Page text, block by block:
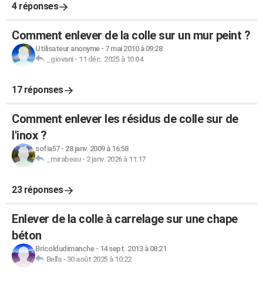
4 réponses
Comment enlever de la colle sur un mur peint ?
Utilisateur anonyme- 7 mai 2010 à 09:28
_giovani- 11 déc. 2025 à 10:04
17 réponses
Comment enlever les résidus de colle sur de
l'inox ?
sofia57- 28 janv. 2009 à 16:58
_mirabeau- 2 janv. 2026 à 11:17
23 réponses
Enlever de la colle à carrelage sur une chape
béton
Bricoldudimanche- 14 sept. 2013 à 08:21
Bella- 30 août 2025 à 10:22